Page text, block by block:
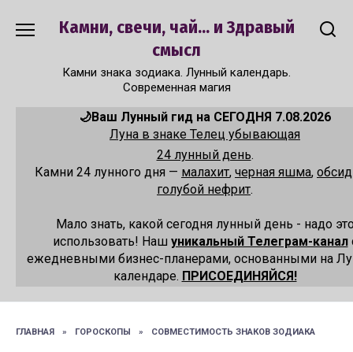
Камни, свечи, чай... и Здравый
смысл
Камни знака зодиака. Лунный календарь.
Современная магия
🌙Ваш Лунный гид на СЕГОДНЯ 7.08.2026
Луна в знаке Телец убывающая
24 лунный день.
Камни 24 лунного дня — малахит, черная яшма,
голубой нефрит.
Мало знать, какой сегодня лунный день - надо
использовать! Наш уникальный Телеграм-канал
ежедневными бизнес-планерами, основанными на
календаре. ПРИСОЕДИНЯЙСЯ!
ГЛАВНАЯ » ГОРОСКОПЫ » СОВМЕСТИМОСТЬ ЗНАКОВ ЗОДИАКА